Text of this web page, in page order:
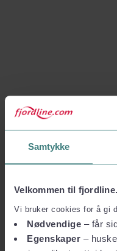
Samtykke
Velkommen til
Vi bruker cookies for å gi
Nødvendige – får
Egenskaper –